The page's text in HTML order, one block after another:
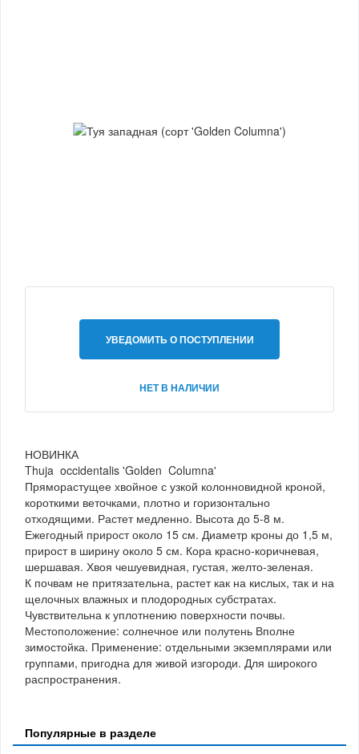
УВЕДОМИТЬ О ПОСТУПЛЕНИИ
НЕТ В НАЛИЧИИ
НОВИНКА
Thuja occidentalis 'Golden Columna'
Пряморастущее хвойное с узкой колонновидной кроной,
короткими веточками, плотно и горизонтально
отходящими. Растет медленно. Высота до 5-8 м.
Ежегодный прирост около 15 см. Диаметр кроны до 1,5 м,
прирост в ширину около 5 см. Кора красно-коричневая,
шершавая. Хвоя чешуевидная, густая, желто-зеленая.
К почвам не притязательна, растет как на кислых, так и на
щелочных влажных и плодородных субстратах.
Чувствительна к уплотнению поверхности почвы.
Местоположение: солнечное или полутень Вполне
зимостойка. Применение: отдельными экземплярами или
группами, пригодна для живой изгороди. Для широкого
распространения.
Популярные в разделе